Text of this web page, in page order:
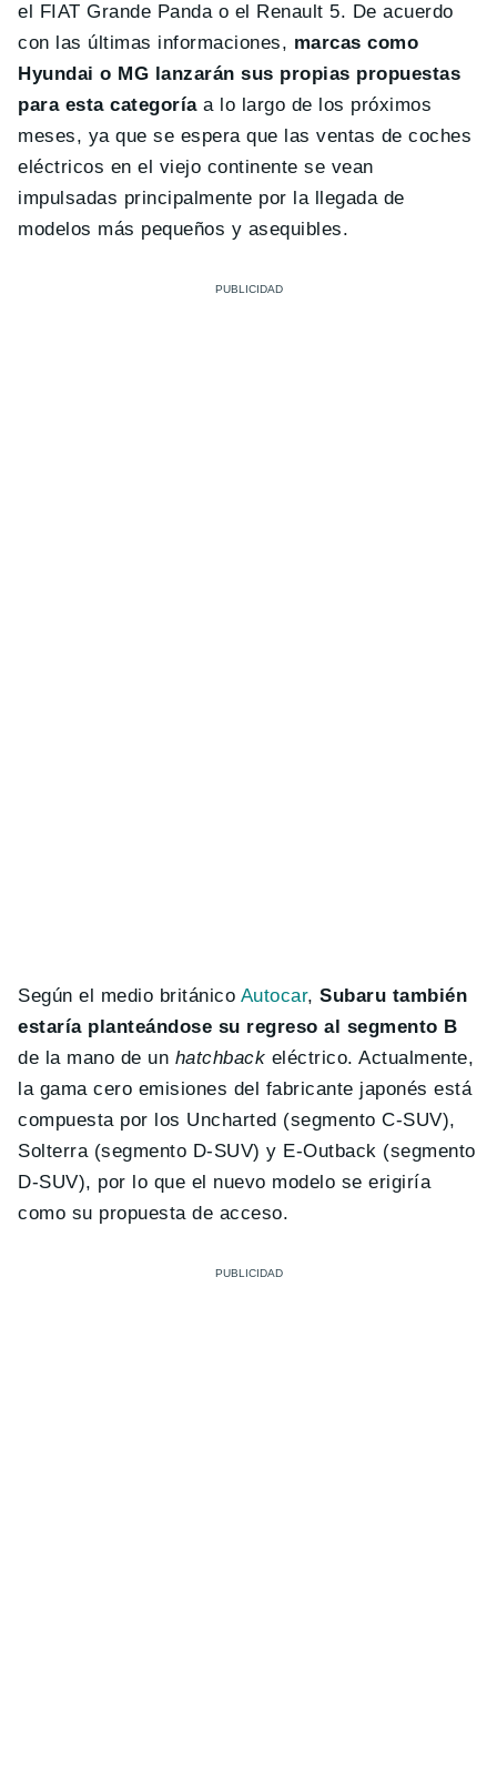
el FIAT Grande Panda o el Renault 5. De acuerdo
con las últimas informaciones, marcas como
Hyundai o MG lanzarán sus propias propuestas
para esta categoríaa lo largo de los próximos
meses, ya que se espera que las ventas de coches
eléctricos en el viejo continente se vean
impulsadas principalmente por la llegada de
modelos más pequeños y asequibles.
Según el medio británico Autocar,Subaru también
estaría planteándose su regreso al segmento B
de la mano de un hatchback eléctrico. Actualmente,
la gama cero emisiones del fabricante japonés está
compuesta por los Uncharted (segmento C-SUV),
Solterra (segmento D-SUV) y E-Outback (segmento
D-SUV), por lo que el nuevo modelo se erigiría
como su propuesta de acceso.